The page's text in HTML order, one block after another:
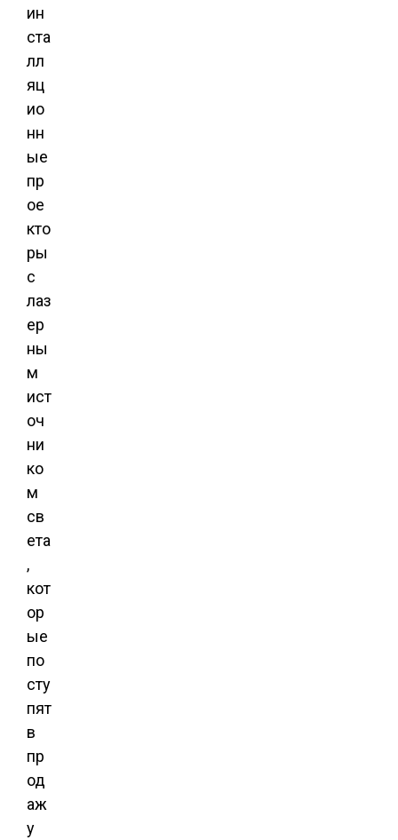
ин
ста
лл
яц
ио
нн
ые
пр
ое
кто
ры
с
лаз
ер
ны
м
ист
оч
ни
ко
м
св
ета
,
кот
ор
ые
по
сту
пят
в
пр
од
аж
у